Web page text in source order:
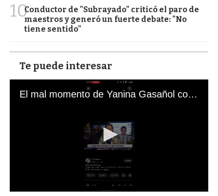
10Conductor de "Subrayado" criticó el paro de
maestros y generó un fuerte debate: "No
tiene sentido"
Te puede interesar
El mal momento de Yanina Gasañol con un hincha argentino en "Subrayado"